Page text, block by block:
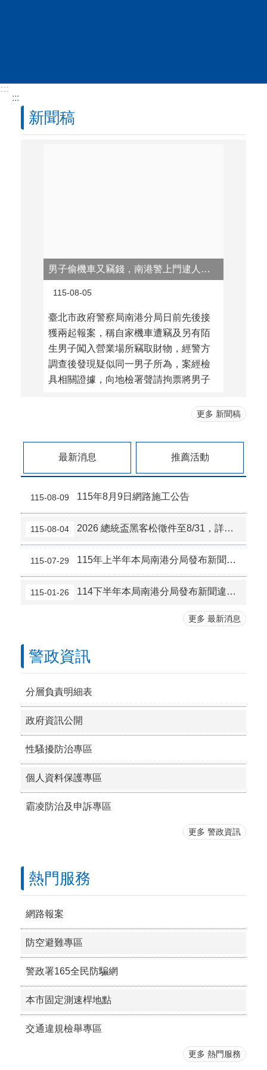
:::
:::
新聞稿
男子偷機車又竊錢，南港警上門逮人再起獲毒品！
115-08-05
臺北市政府警察局南港分局日前先後接
獲兩起報案，稱自家機車遭竊及另有陌
生男子闖入營業場所竊取財物，經警方
調查後發現疑似同一男子所為，案經檢
具相關證據，向地檢署聲請拘票將男子
包等違禁物，男子坦承竊盜犯行及持有
成派出所獲報兩案後，立即成立 ...更多
務，
查證
更多 新聞稿
最新消息 推薦活動
115-08-09 115年8月9日網路施工公告
115-08-04 2026 總統盃黑客松徵件至8/31，詳見「總統盃黑客松」網站
115-07-29 115年上半年本局南港分局發布新聞違反偵查不公開案件檢討報告
115-01-26 114下半年本局南港分局發布新聞違反偵查不公開案件檢討報告
更多 最新消息
警政資訊
分層負責明細表
政府資訊公開
性騷擾防治專區
個人資料保護專區
霸凌防治及申訴專區
更多 警政資訊
熱門服務
網路報案
防空避難專區
警政署165全民防騙網
本市固定測速桿地點
交通違規檢舉專區
更多 熱門服務